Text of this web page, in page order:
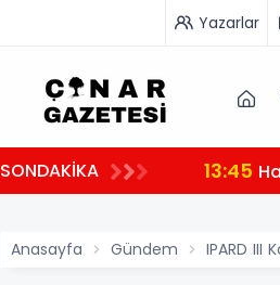
Yazarlar
SONDAKİKA 13:45
Anasayfa Gündem IPARD III